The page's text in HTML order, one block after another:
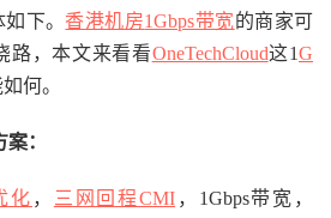
下。 香港机房1Gbps带宽的商家可
路，本文来看看OneTechCloud这1G
何。
案：
化 ， 三网回程CMI ，1Gbps带宽，